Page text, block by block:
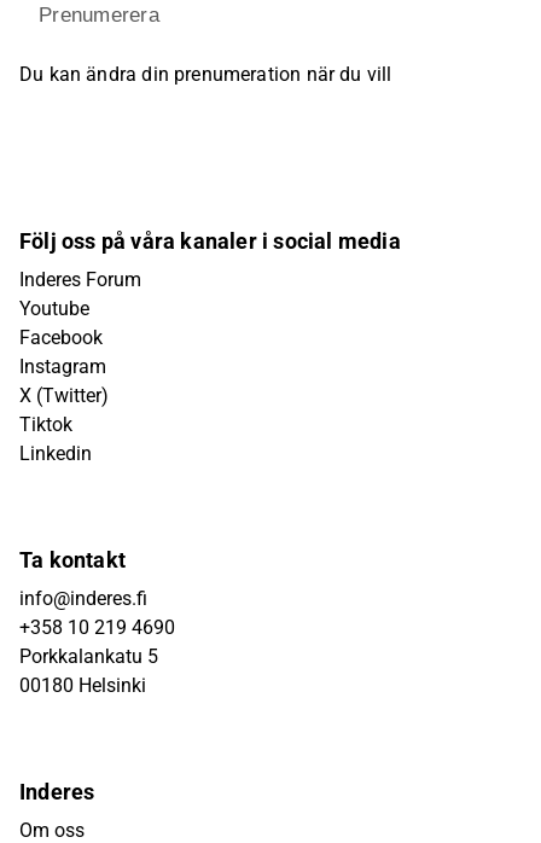
Prenumerera
Du kan ändra din prenumeration när du vill
Följ oss på våra kanaler i social media
Inderes Forum
Youtube
Facebook
Instagram
X (Twitter)
Tiktok
Linkedin
Ta kontakt
info@inderes.fi
+358 10 219 4690
Porkkalankatu 5
00180 Helsinki
Inderes
Om oss